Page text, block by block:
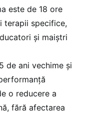
este de 18 ore
terapii specifice,
și maiștri
de ani vechime și
o reducere a
fără afectarea